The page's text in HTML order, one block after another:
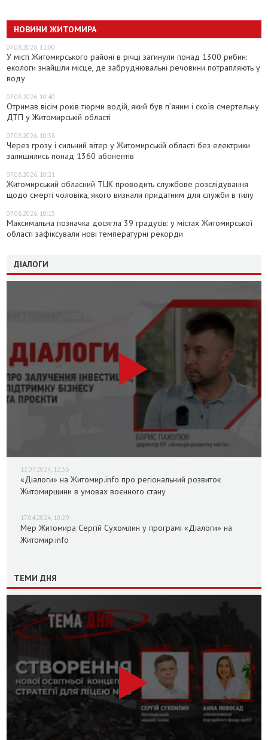
НОВИНИ ЖИТОМИРА
07.08.2026, 11:00
У місті Житомирського районі в річці загинули понад 1300 рибин:
екологи знайшли місце, де забруднювальні речовини потрапляють у
воду
07.08.2026, 10:40
Отримав вісім років тюрми водій, який був п’яним і скоїв смертельну
ДТП у Житомирській області
07.08.2026, 10:38
Через грозу і сильний вітер у Житомирській області без електрики
залишились понад 1360 абонентів
07.08.2026, 10:21
Житомирський обласний ТЦК проводить службове розслідування
щодо смерті чоловіка, якого визнали придатним для служби в тилу
07.08.2026, 10:15
Максимальна позначка досягла 39 градусів: у містах Житомирської
області зафіксували нові температурні рекорди
ДІАЛОГИ
12.07.2024, 12:36
«Діалоги» на Житомир.info про регіональний розвиток
Житомирщини в умовах воєнного стану
17.04.2024, 10:29
Мер Житомира Сергій Сухомлин у програмі «Діалоги» на
Житомир.info
ТЕМИ ДНЯ